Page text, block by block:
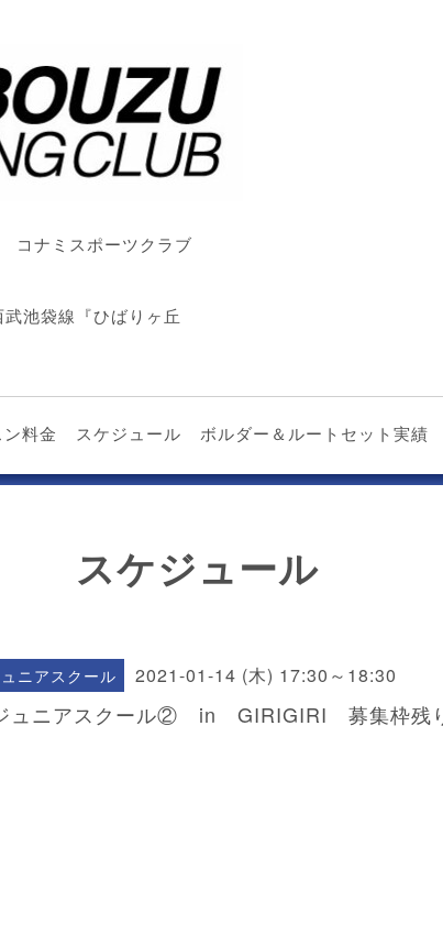
コナミスポーツクラブ
池袋線『ひばりヶ丘
料金 スケジュール ボルダー＆ルートセット実績
スケジュール
ニアスクール 2021-01-14 (木) 17:30～18:30
ュニアスクール② in GIRIGIRI 募集枠残